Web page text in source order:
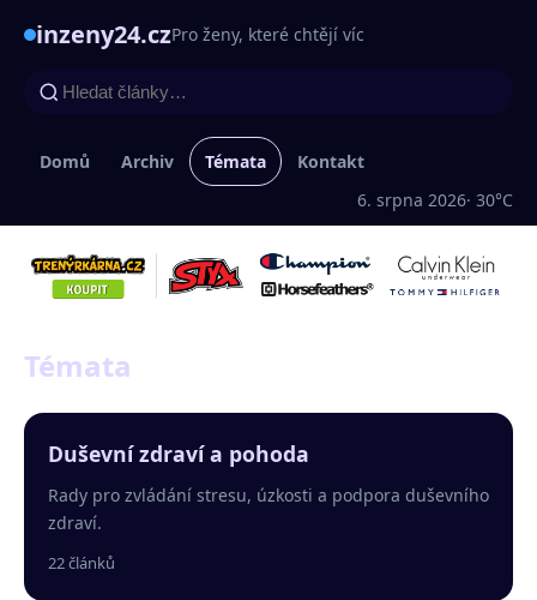
inzeny24.czPro ženy, které chtějí víc
Domů Archiv Témata
Kontakt
6. srpna 2026· 30°C
Témata
Duševní zdraví a pohoda
Rady pro zvládání stresu, úzkosti a podpora duševního
zdraví.
22 článků